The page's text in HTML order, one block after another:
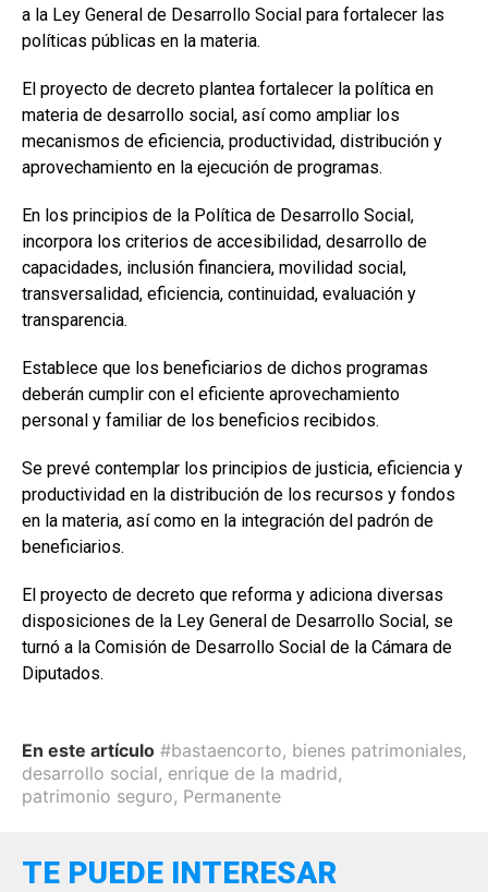
a la Ley General de Desarrollo Social para fortalecer las
políticas públicas en la materia.
El proyecto de decreto plantea fortalecer la política en
materia de desarrollo social, así como ampliar los
mecanismos de eficiencia, productividad, distribución y
aprovechamiento en la ejecución de programas.
En los principios de la Política de Desarrollo Social,
incorpora los criterios de accesibilidad, desarrollo de
capacidades, inclusión financiera, movilidad social,
transversalidad, eficiencia, continuidad, evaluación y
transparencia.
Establece que los beneficiarios de dichos programas
deberán cumplir con el eficiente aprovechamiento
personal y familiar de los beneficios recibidos.
Se prevé contemplar los principios de justicia, eficiencia y
productividad en la distribución de los recursos y fondos
en la materia, así como en la integración del padrón de
beneficiarios.
El proyecto de decreto que reforma y adiciona diversas
disposiciones de la Ley General de Desarrollo Social, se
turnó a la Comisión de Desarrollo Social de la Cámara de
Diputados.
En este artículo #bastaencorto, bienes patrimoniales,
desarrollo social, enrique de la madrid,
patrimonio seguro, Permanente
TE PUEDE INTERESAR